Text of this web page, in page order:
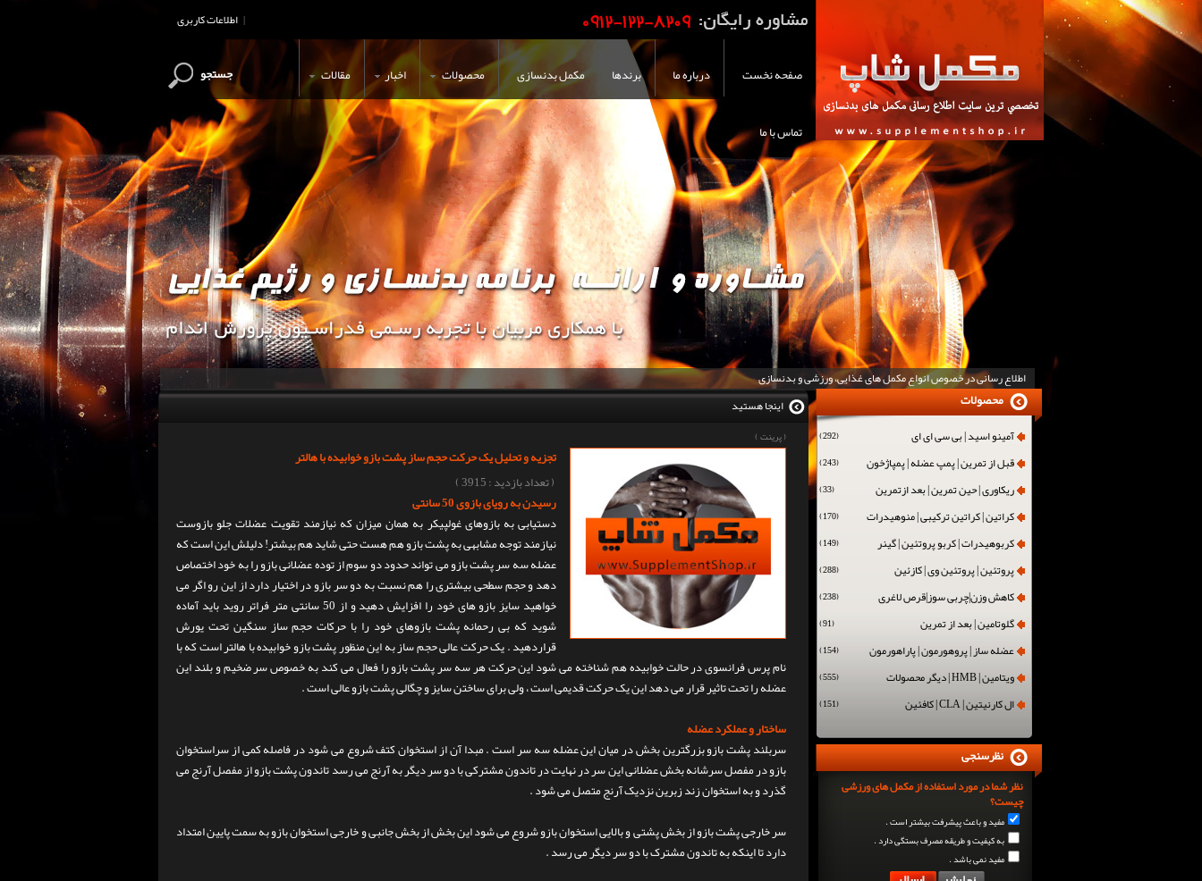
اطلاعات کاربری |
صفحه نخست درباره ما برندها مکمل بدنسازی محصولات اخبار مقالات
تماس با ما
جستجو
اطلاع رسانی در خصوص انواع مکمل های غذایی، ورزشی و بدنسازی
این وب سایت جهت اطلاع رسانی و
اینجا هستید
(پرینت )
تجزیه و تحلیل یک حرکت حجم ساز پشت بازو خوابیده با هالتر
( تعداد بازدید : 3915 )
رسیدن به رویای بازوی 50 سانتی
دستیابی به بازوهای غولپیکر به همان میزان که نیازمند تقویت عضلات جلو بازوست
نیازمند توجه مشابهی به پشت بازو هم هست حتی شاید هم بیشتر! دلیلش این است که
عضله سه سر پشت بازو می تواند حدود دو سوم از توده عضلانی بازو را به خود اختصاص
دهد و حجم سطحی بیشتری را هم نسبت به دو سر بازو در اختیار دارد از این رو اگر می
خواهید سایز بازو های خود را افزایش دهید و از 50 سانتی متر فراتر روید باید آماده
شوید که بی رحمانه پشت بازوهای خود را با حرکات حجم ساز سنگین تحت یورش
قراردهید . یک حرکت عالی حجم ساز به این منظور پشت بازو خوابیده با هالتر است که با
نام پرس فرانسوی در حالت خوابیده هم شناخته می شود این حرکت هر سه سر پشت بازو را فعال می کند به خصوص سر ضخیم و بلند این
عضله را تحت تاثیر قرار می دهد این یک حرکت قدیمی است ، ولی برای ساختن سایز و چگالی پشت بازو عالی است .
ساختار و عملکرد عضله
سربلند پشت بازو بزرگترین بخش در میان این عضله سه سر است . مبدا آن از استخوان کتف شروع می شود در فاصله کمی از سراستخوان
بازو در مفصل سرشانه بخش عضلانی این سر در نهایت در تاندون مشترکی با دو سر دیگر به آرنج می رسد تاندون پشت بازو از مفصل آرنج می
گذرد و به استخوان زند زبرین نزدیک آرنج متصل می شود .
سر خارجی پشت بازو از بخش پشتی و بالایی استخوان بازو شروع می شود این بخش از بخش جانبی و خارجی استخوان بازو به سمت پایین امتداد
دارد تا اینکه به تاندون مشترک با دو سر دیگر می رسد .
آمینو اسید | بی سی ای ای (292)
قبل از تمرین | پمپ عضله | پمپاژخون (243)
ریکاوری | حین تمرین | بعد ازتمرین (33)
کراتین | کراتین ترکیبی | منوهیدرات (170)
کربوهیدرات | کربو پروتئین | گینر (149)
پروتئین | پروتئین وی | کازئین (288)
کاهش وزن|چربی سوز|قرص لاغری (238)
گلوتامین | بعد از تمرین (91)
عضله ساز | پروهورمون | پاراهورمون (154)
ویتامین | HMB | دیگر محصولات (555)
ال کارنیتین | CLA | کافئین (151)
محصولات
نظر شما در مورد استفاده از مکمل های ورزشی
چیست؟
مفید و باعث پیشرفت بیشتر است .
به کیفیت و طریقه مصرف بستگی دارد .
مفید نمی باشد .
نظرسنجی